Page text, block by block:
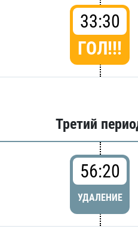
33:30
ГОЛ!!!
Третий
56:20
УДАЛЕНИЕ